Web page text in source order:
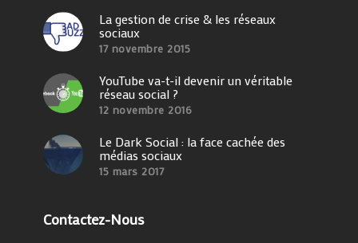
La gestion de crise & les réseaux
sociaux
17 novembre 2015
YouTube va-t-il devenir un véritable
réseau social ?
12 novembre 2016
Le Dark Social : la face cachée des
médias sociaux
15 mars 2017
Contactez-Nous